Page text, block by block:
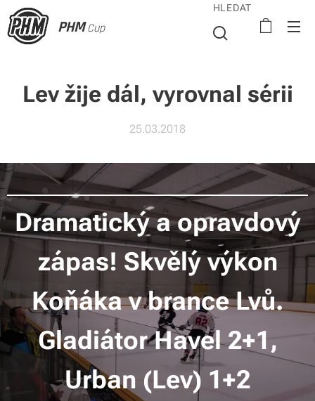
PHMCup
HLEDAT
Lev žije dál, vyrovnal sérii
25.03.2018
Dramatický a opravdový
zápas! Skvělý výkon
Koňáka v brance Lvů.
Gladiátor Havel 2+1,
Urban (Lev) 1+2